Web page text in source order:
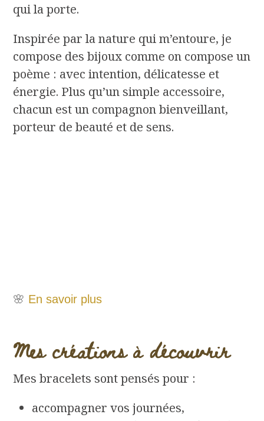
qui la porte.
Inspirée par la nature qui m’entoure, je
compose des bijoux comme on compose un
poème : avec intention, délicatesse et
énergie. Plus qu’un simple accessoire,
chacun est un compagnon bienveillant,
porteur de beauté et de sens.
🌸 En savoir plus
Mes créations à découvrir
Mes bracelets sont pensés pour :
accompagner vos journées,